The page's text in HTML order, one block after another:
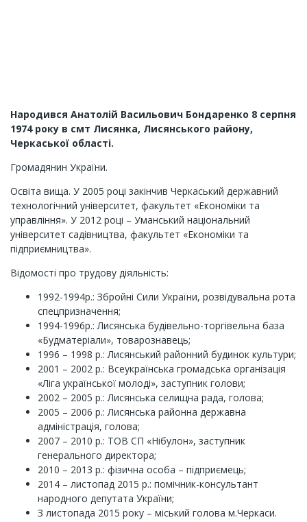
Народився Анатолій Васильович Бондаренко 8 серпня
1974 року в смт Лисянка, Лисянського району,
Черкаської області.
Громадянин України.
Освіта вища. У 2005 році закінчив Черкаський державний
технологічний університет, факультет «Економіки та
управління». У 2012 році – Уманський національний
університет садівництва, факультет «Економіки та
підприємництва».
Відомості про трудову діяльність:
1992-1994р.: Збройні Сили України, розвідувальна рота
спецпризначення;
1994-1996р.: Лисянська будівельно-торгівельна база
«Будматеріали», товарознавець;
1996 – 1998 р.: Лисянський районний будинок культури;
2001 – 2002 р.: Всеукраїнська громадська організація
«Ліга української молоді», заступник голови;
2002 – 2005 р.: Лисянська селищна рада, голова;
2005 – 2006 р.: Лисянська районна державна
адміністрація, голова;
2007 – 2010 р.: ТОВ СП «Нібулон», заступник
генерального директора;
2010 – 2013 р.: фізична особа – підприємець;
2014 – листопад 2015 р.: помічник-консультант
народного депутата України;
З листопада 2015 року – міський голова м.Черкаси.